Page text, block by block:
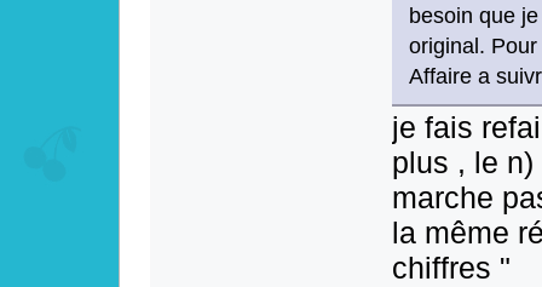
besoin que
original.
Affaire a
je fais
plus , le
marche
la même
chiffres "